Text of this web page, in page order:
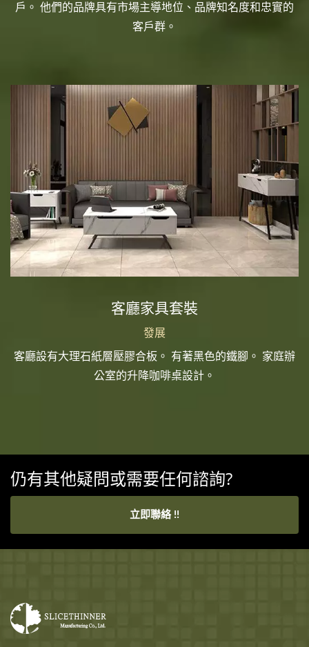
戶。 他們的品牌具有市場主導地位、品牌知名度和忠實的
客戶群。
客廳家具套裝
發展
客廳設有大理石紙層壓膠合板。 有著黑色的鐵腳。 家庭辦
公室的升降咖啡桌設計。
仍有其他疑問或需要任何諮詢?
立即聯絡 !!